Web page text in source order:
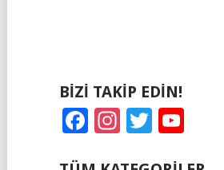
BIZI TAKIP EDIN!
Facebook
Instagram
Twitter